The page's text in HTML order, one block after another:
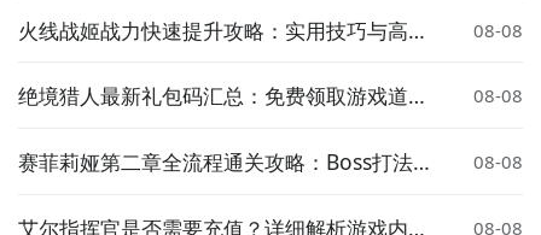
火线战姬战力快速提升攻略：实用技巧与高效
08-08
绝境猎人最新礼包码汇总：免费领取游戏道具
08-08
赛菲莉娅第二章全流程通关攻略：Boss打法、
08-08
艾尔指挥官是否需要充值？详细解析游戏内购
08-08